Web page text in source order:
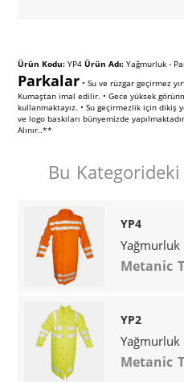
Ürün Kodu: YP4Ürün Adı: Yağmurluk -
Parkalar • Su ve rüzgar geçirmez
Kumaştan imal edilir. • Gece yüksek
kullanmaktayız. • Su geçirmezlik için dikiş
ve logo baskıları bünyemizde
Alınır..**
Bu
YP4
Metanic
YP2
Metanic